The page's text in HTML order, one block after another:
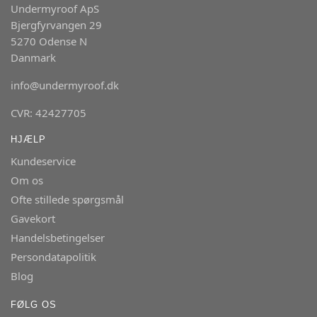
Undermyroof ApS
Bjergfyrvangen 29
5270 Odense N
Danmark
info@undermyroof.dk
CVR: 42427705
HJÆLP
Kundeservice
Om os
Ofte stillede spørgsmål
Gavekort
Handelsbetingelser
Persondatapolitik
Blog
FØLG OS